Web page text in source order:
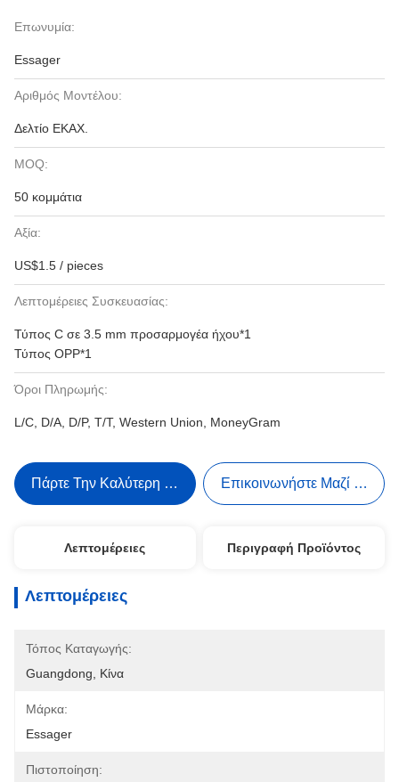
Επωνυμία:
Essager
Αριθμός Μοντέλου:
Δελτίο ΕΚΑΧ.
MOQ:
50 κομμάτια
Αξία:
US$1.5 / pieces
Λεπτομέρειες Συσκευασίας:
Τύπος C σε 3.5 mm προσαρμογέα ήχου*1
Τύπος OPP*1
Όροι Πληρωμής:
L/C, D/A, D/P, T/T, Western Union, MoneyGram
Πάρτε Την Καλύτερη Τιμή Επικοινωνήστε Μαζί Μας
Λεπτομέρειες Περιγραφή Προϊόντος
Λεπτομέρειες
Τόπος Καταγωγής:
Guangdong, Κίνα
Μάρκα:
Essager
Πιστοποίηση: